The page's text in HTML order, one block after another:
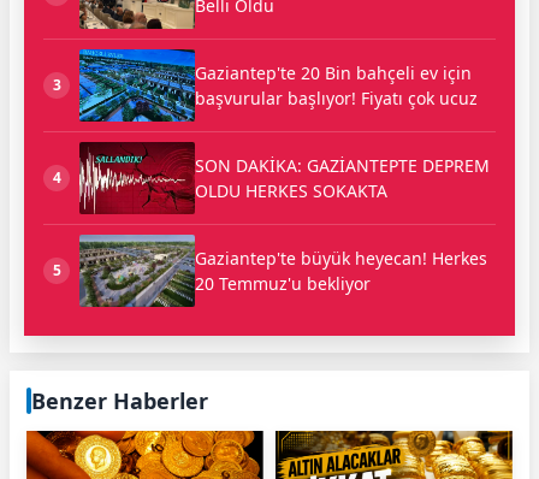
Belli Oldu
3
Gaziantep'te 20 Bin bahçeli ev için
başvurular başlıyor! Fiyatı çok ucuz
4
SON DAKİKA: GAZİANTEPTE DEPREM
OLDU HERKES SOKAKTA
5
Gaziantep'te büyük heyecan! Herkes
20 Temmuz'u bekliyor
Benzer Haberler